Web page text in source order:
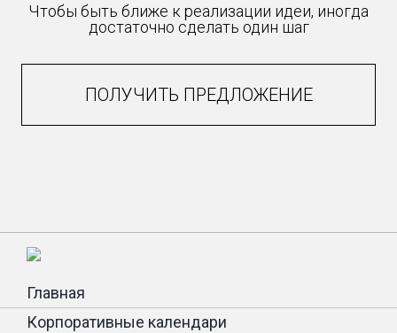
Чтобы быть ближе к реализации идеи, иногда
достаточно сделать один шаг
ПОЛУЧИТЬ ПРЕДЛОЖЕНИЕ
Главная
Корпоративные календари